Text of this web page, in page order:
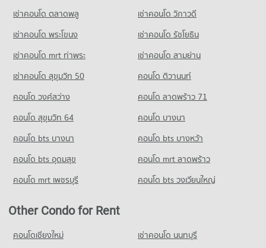
303 properties for sale
Condo Bang Pu Industrial Estate
PROJECT_COUNT
Condo for Rent near Bang Pu Industrial Estate
408 properties for rent
Condo for Sale near Bang Pu Industrial Estate
เช่าคอนโด ตลาดพลู
เช่าคอนโด วิภาวดี
เช่าคอนโด พระโขนง
เช่าคอนโด รัชโยธิน
เช่าคอนโด mrt ท่าพระ
เช่าคอนโด สามย่าน
เช่าคอนโด สุขุมวิท 50
คอนโด ติวานนท์
คอนโด วงศ์สว่าง
คอนโด ลาดพร้าว 71
คอนโด สุขุมวิท 64
คอนโด บางนา
คอนโด bts บางนา
คอนโด bts บางหว้า
คอนโด bts อุดมสุข
คอนโด mrt ลาดพร้าว
คอนโด mrt เพชรบุรี
คอนโด bts วงเวียนใหญ่
Other Condo for Rent
คอนโดเชียงใหม่
เช่าคอนโด นนทบุรี